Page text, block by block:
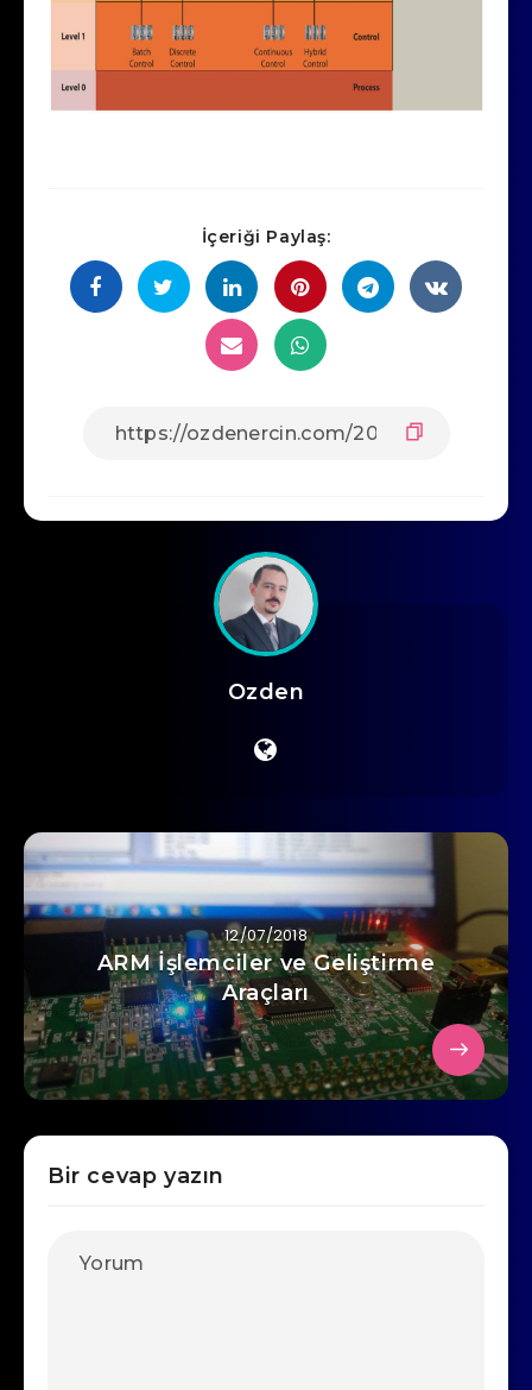
İçeriği Paylaş:
Ozden
12/07/2018
ARM İşlemciler ve Geliştirme
Araçları
Bir cevap yazın